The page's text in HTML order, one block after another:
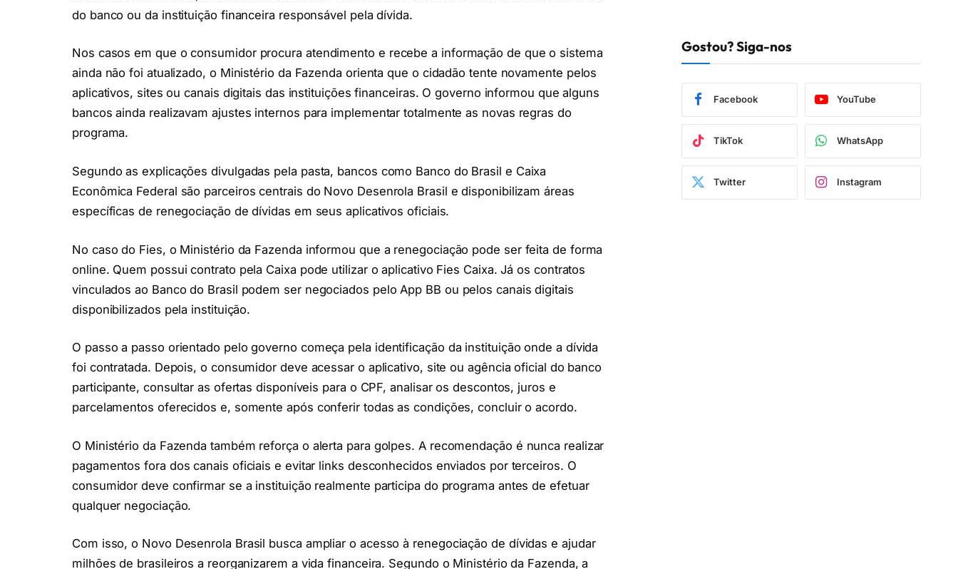
do banco ou da instituição financeira responsável pela dívida.
Nos casos em que o consumidor procura atendimento e recebe a informação de que o sistema
ainda não foi atualizado, o Ministério da Fazenda orienta que o cidadão tente novamente pelos
aplicativos, sites ou canais digitais das instituições financeiras. O governo informou que alguns
bancos ainda realizavam ajustes internos para implementar totalmente as novas regras do
programa.
Segundo as explicações divulgadas pela pasta, bancos como Banco do Brasil e Caixa
Econômica Federal são parceiros centrais do Novo Desenrola Brasil e disponibilizam áreas
específicas de renegociação de dívidas em seus aplicativos oficiais.
No caso do Fies, o Ministério da Fazenda informou que a renegociação pode ser feita de forma
online. Quem possui contrato pela Caixa pode utilizar o aplicativo Fies Caixa. Já os contratos
vinculados ao Banco do Brasil podem ser negociados pelo App BB ou pelos canais digitais
disponibilizados pela instituição.
O passo a passo orientado pelo governo começa pela identificação da instituição onde a dívida
foi contratada. Depois, o consumidor deve acessar o aplicativo, site ou agência oficial do banco
participante, consultar as ofertas disponíveis para o CPF, analisar os descontos, juros e
parcelamentos oferecidos e, somente após conferir todas as condições, concluir o acordo.
O Ministério da Fazenda também reforça o alerta para golpes. A recomendação é nunca realizar
pagamentos fora dos canais oficiais e evitar links desconhecidos enviados por terceiros. O
consumidor deve confirmar se a instituição realmente participa do programa antes de efetuar
qualquer negociação.
Com isso, o Novo Desenrola Brasil busca ampliar o acesso à renegociação de dívidas e ajudar
milhões de brasileiros a reorganizarem a vida financeira. Segundo o Ministério da Fazenda, a
Gostou? Siga-nos
Facebook YouTube
TikTok WhatsApp
Twitter Instagram